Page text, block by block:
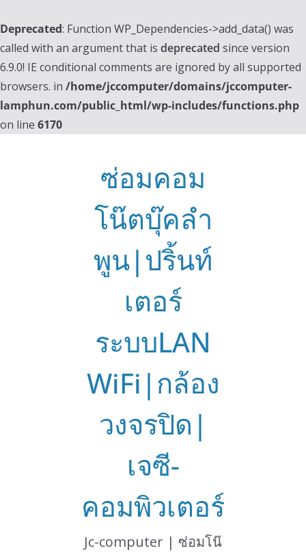
Deprecated: Function WP_Dependencies->add_data() was
called with an argument that is deprecated since version
6.9.0! IE conditional comments are ignored by all supported
browsers. in /home/jccomputer/domains/jccomputer-
lamphun.com/public_html/wp-includes/functions.php
on line 6170
ซ่อมคอม
โน๊ตบุ๊คลำ
พูน|ปริ้นท์
เตอร์
ระบบLAN
WiFi|กล้อง
วงจรปิด|
เจซี-
คอมพิวเตอร์
Jc-computer | ซ่อมโน๊